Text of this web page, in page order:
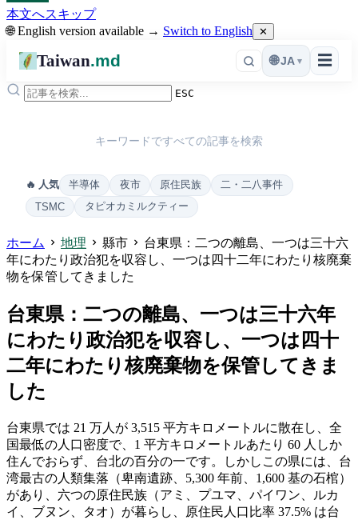
本文へスキップ
🌐 English version available → Switch to English ✕
Taiwan.md ☰
🌐 JA ▾
ESC
キーワードですべての記事を検索
🔥 人気 半導体 夜市 原住民族
二・二八事件
TSMC
タピオカミルクティー
ホーム 地理 縣市
台東県：二つの離島、一つは三十六
年にわたり政治犯を収容し、一つは四十二年にわたり核廃棄
物を保管してきました
台東県：二つの離島、一つは三十六年
にわたり政治犯を収容し、一つは四十
二年にわたり核廃棄物を保管してきま
した
台東県では 21 万人が 3,515 平方キロメートルに散在し、全
国最低の人口密度で、1 平方キロメートルあたり 60 人しか
住んでおらず、台北の百分の一です。しかしこの県には、台
湾最古の人類集落（卑南遺跡、5,300 年前、1,600 基の石棺）
があり、六つの原住民族（アミ、プユマ、パイワン、ルカ
イ、ブヌン、タオ）が暮らし、原住民人口比率 37.5% は台